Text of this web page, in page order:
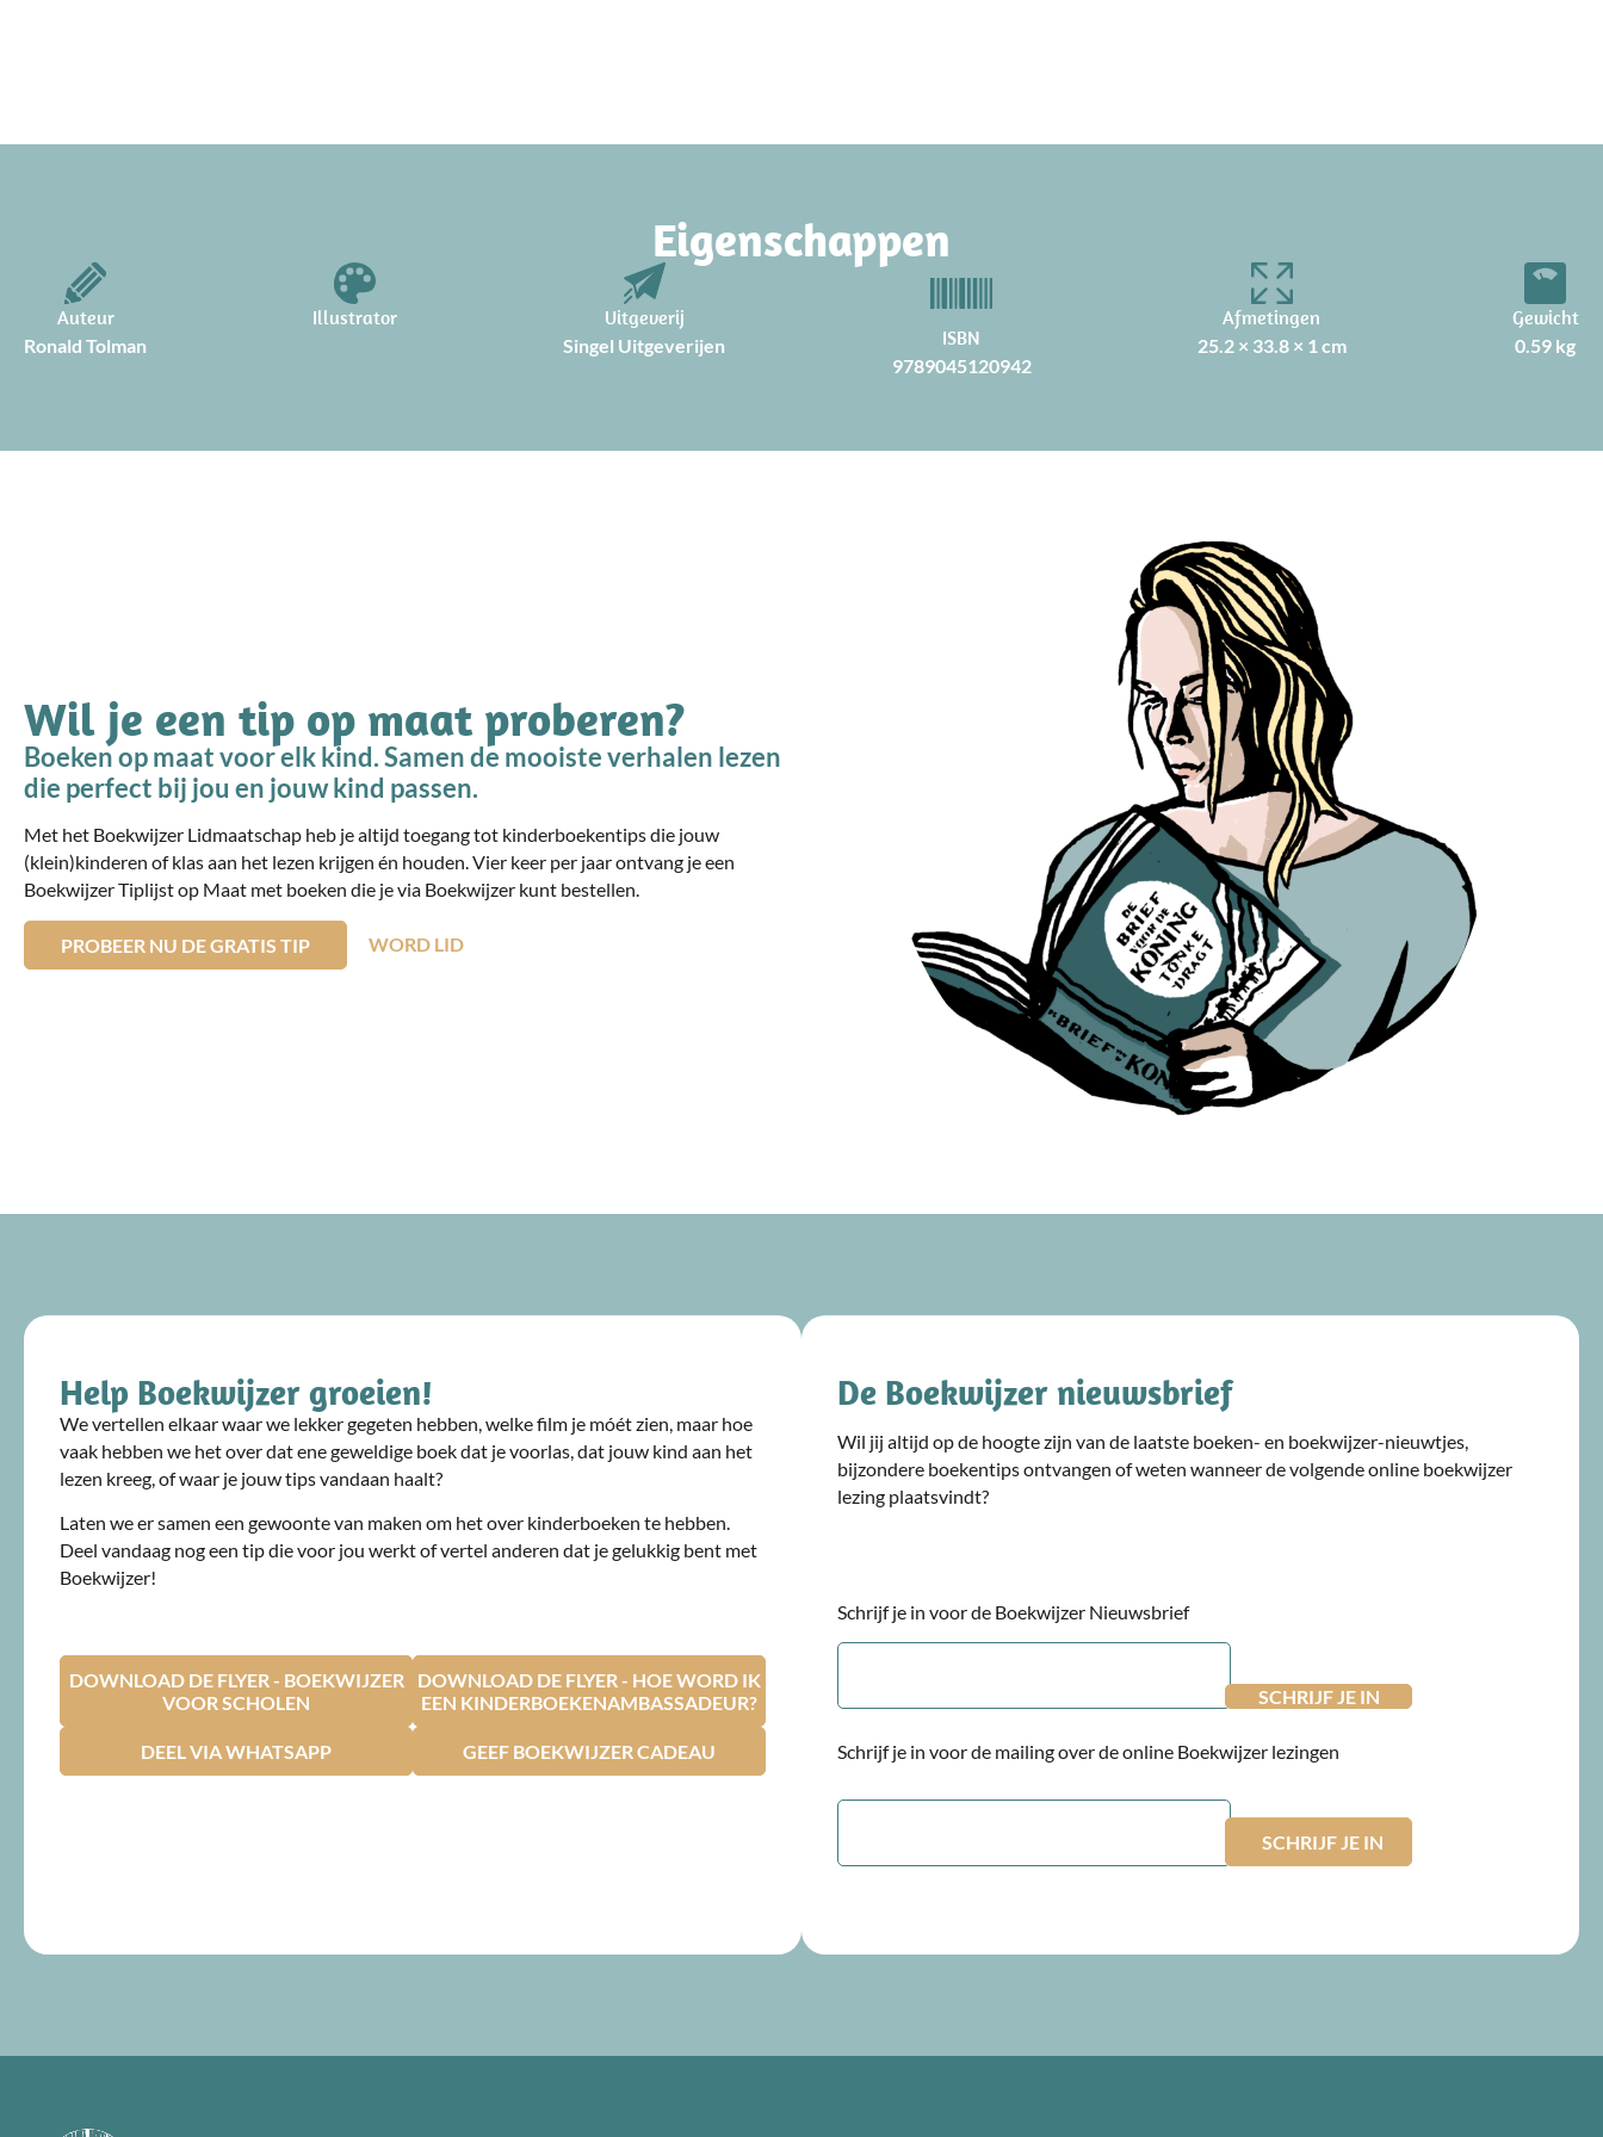
Eigenschappen
Auteur
Ronald Tolman
Illustrator Uitgeverij
Singel Uitgeverijen ISBN
9789045120942
Afmetingen
25.2 × 33.8 × 1 cm
Gewicht
0.59 kg
Wil je een tip op maat proberen?
Boeken op maat voor elk kind. Samen de mooiste verhalen lezen
die perfect bij jou en jouw kind passen.
Met het Boekwijzer Lidmaatschap heb je altijd toegang tot kinderboekentips die jouw
(klein)kinderen of klas aan het lezen krijgen én houden. Vier keer per jaar ontvang je een
Boekwijzer Tiplijst op Maat met boeken die je via Boekwijzer kunt bestellen.
PROBEER NU DE GRATIS TIP WORD LID
Help Boekwijzer groeien!
We vertellen elkaar waar we lekker gegeten hebben, welke film je móét zien, maar hoe
vaak hebben we het over dat ene geweldige boek dat je voorlas, dat jouw kind aan het
lezen kreeg, of waar je jouw tips vandaan haalt?
Laten we er samen een gewoonte van maken om het over kinderboeken te hebben.
Deel vandaag nog een tip die voor jou werkt of vertel anderen dat je gelukkig bent met
Boekwijzer!
DOWNLOAD DE FLYER - BOEKWIJZER
VOOR SCHOLEN
DOWNLOAD DE FLYER - HOE WORD IK
EEN KINDERBOEKENAMBASSADEUR?
DEEL VIA WHATSAPP GEEF BOEKWIJZER CADEAU
De Boekwijzer nieuwsbrief
Wil jij altijd op de hoogte zijn van de laatste boeken- en boekwijzer-nieuwtjes,
bijzondere boekentips ontvangen of weten wanneer de volgende online boekwijzer
lezing plaatsvindt?
Schrijf je in voor de Boekwijzer Nieuwsbrief
E-
Schrijf je in voor de mailing over de online Boekwijzer lezingen
E-